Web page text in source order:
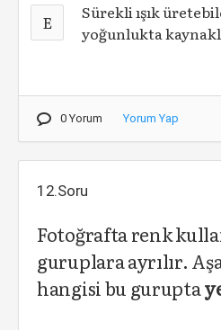
E
Sürekli ışık
yoğunlukta
0 Yorum Yorum Yap
12.Soru
Fotoğrafta renk
guruplara ayrılır.
hangisi bu gurupta